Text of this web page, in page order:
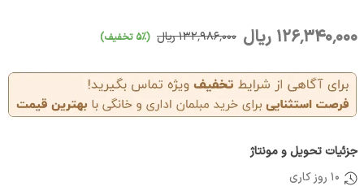
126٬340٬000 ریال 132٬986٬000 ریال (5٪ تخفیف)
جزئیات تحویل و مونتاژ
10 روز کاری